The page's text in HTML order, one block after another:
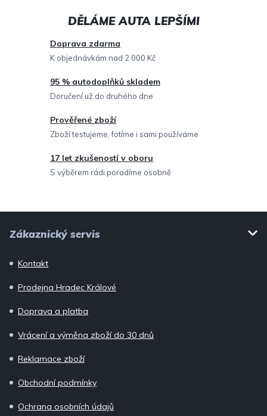
Doprava zdarma
K objednávkám nad 2 000 Kč
95 % autodoplňků skladem
Doručení už do druhého dne
Prověřené zboží
Zboží testujeme, fotíme i sami používáme
17 let zkušeností v oboru
S výběrem rádi poradíme osobně
Zákaznický servis
Kontakt
Prodejna Hradec Králové
Doprava a platba
Vrácení a výměna zboží do 30 dnů
Reklamace zboží
Obchodní podmínky
Ochrana osobních údajů